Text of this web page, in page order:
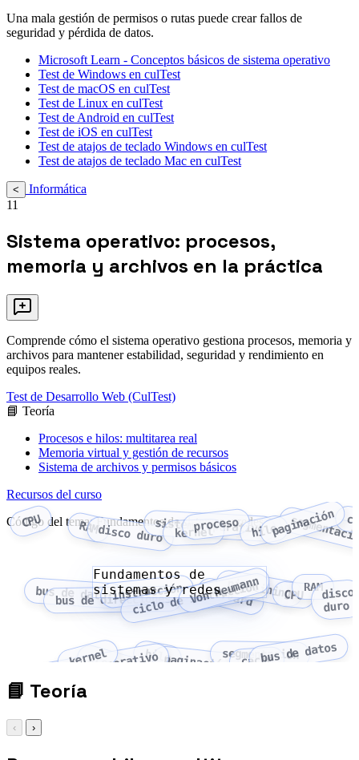
Una mala gestión de permisos o rutas puede crear fallos de
seguridad y pérdida de datos.
Microsoft Learn - Conceptos básicos de sistema operativo
Test de Windows en culTest
Test de macOS en culTest
Test de Linux en culTest
Test de Android en culTest
Test de iOS en culTest
Test de atajos de teclado Windows en culTest
Test de atajos de teclado Mac en culTest
<
Informática
11
Sistema operativo: procesos,
memoria y archivos en la práctica
Comprende cómo el sistema operativo gestiona procesos, memoria y
archivos para mantener estabilidad, seguridad y rendimiento en
equipos reales.
Test de Desarrollo Web (CulTest)
📘 Teoría
Procesos e hilos: multitarea real
Memoria virtual y gestión de recursos
Sistema de archivos y permisos básicos
Recursos del curso
Código del tema: Fundamentos de sistemas y redes
CPU RAMdisco durosistema operativo
kernelproceso hilopaginación
bus de datos
bus de direcciones
instrucción
ciclo de instrucción
Von Neumann
Harvard
pipeliningCPU
RAMdisco
duro
sistema operativo
kernelproceso hilopaginaciónsegmentación
cachébus de datos
Fundamentos de
sistemas y redes
📘 Teoría
‹ ›